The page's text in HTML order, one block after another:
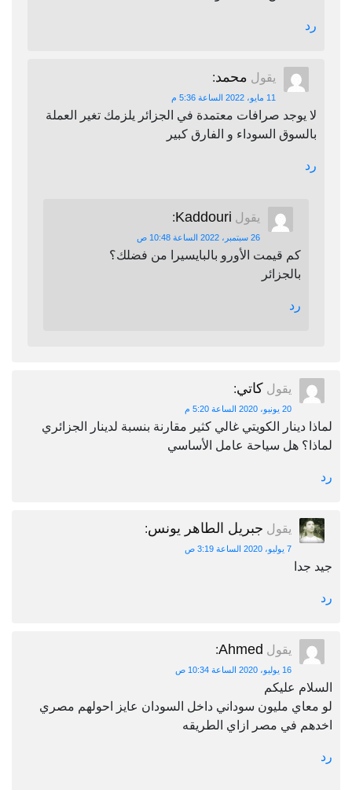
رد
يقول محمد:
11 مايو، 2022 الساعة 5:36 م
لا يوجد صرافات معتمدة في الجزائر يلزمك تغير العملة
بالسوق السوداء و الفارق كبير
رد
يقول Kaddouri
:
26 سبتمبر، 2022 الساعة 10:48 ص
كم قيمت الأورو بالبايسيرا من فضلك؟
بالجزائر
رد
يقول كاتي:
20 يونيو، 2020 الساعة 5:20 م
لماذا دينار الكويتي غالي كثير مقارنة بنسبة لدينار الجزائري
لماذا؟ هل سياحة عامل الأساسي
رد
يقول جبريل الطاهر يونس:
7 يوليو، 2020 الساعة 3:19 ص
جيد جدا
رد
يقول Ahmed
:
16 يوليو، 2020 الساعة 10:34 ص
السلام عليكم
لو معاي مليون سوداني داخل السودان عايز احولهم مصري
اخدهم في مصر ازاي الطريقه
رد